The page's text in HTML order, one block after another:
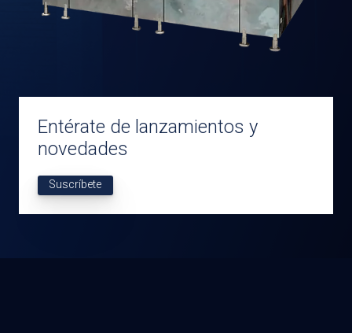
Entérate de lanzamientos y
novedades
Suscríbete